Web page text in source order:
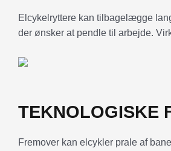
Elcykelryttere kan tilbagelægge
der ønsker at pendle til arbejde.
TEKNOLOGISKE
Fremover kan elcykler prale af